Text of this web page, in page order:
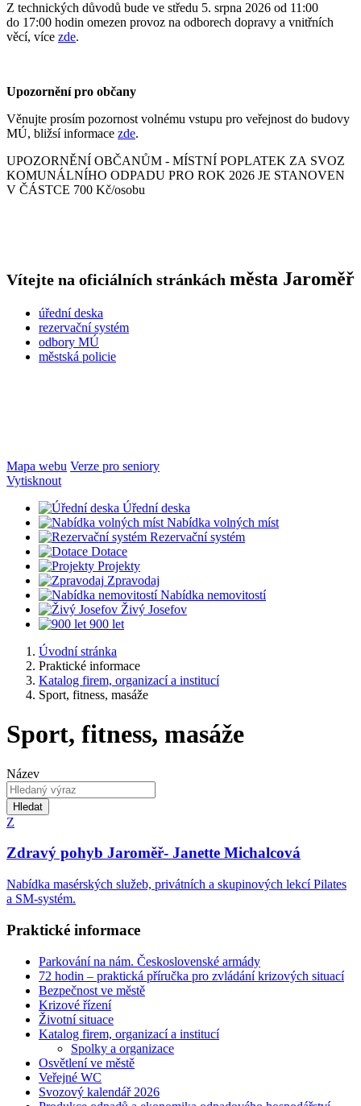
Z technických důvodů bude ve středu 5. srpna 2026 od 11:00
do 17:00 hodin omezen provoz na odborech dopravy a vnitřních
věcí, více zde.
Upozornění pro občany
Věnujte prosím pozornost volnému vstupu pro veřejnost do budovy
MÚ, bližsí informace zde.
UPOZORNĚNÍ OBČANŮM - MÍSTNÍ POPLATEK ZA SVOZ
KOMUNÁLNÍHO ODPADU PRO ROK 2026 JE STANOVEN
V ČÁSTCE 700 Kč/osobu
Vítejte na oficiálních stránkách města Jaroměř
úřední deska
rezervační systém
odbory MÚ
městská policie
Mapa webu Verze pro seniory
Vytisknout
Úřední deska
Nabídka volných míst
Rezervační systém
Dotace
Projekty
Zpravodaj
Nabídka nemovitostí
Živý Josefov
900 let
Úvodní stránka
Praktické informace
Katalog firem, organizací a institucí
Sport, fitness, masáže
Sport, fitness, masáže
Název
Hledat
Z
Zdravý pohyb Jaroměř- Janette Michalcová
Nabídka masérských služeb, privátních a skupinových lekcí Pilates
a SM-systém.
Praktické informace
Parkování na nám. Československé armády
72 hodin – praktická příručka pro zvládání krizových situací
Bezpečnost ve městě
Krizové řízení
Životní situace
Katalog firem, organizací a institucí
Spolky a organizace
Osvětlení ve městě
Veřejné WC
Svozový kalendář 2026